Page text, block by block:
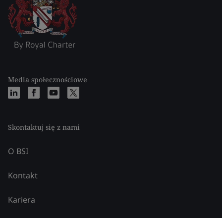
Media społecznościowe
Skontaktuj się z nami
O BSI
Kontakt
Kariera